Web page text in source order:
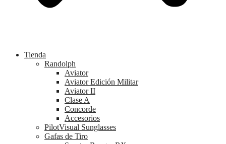
Tienda
Randolph
Aviator
Aviator Edición Militar
Aviator II
Clase A
Concorde
Accesorios
PilotVisual Sunglasses
Gafas de Tiro